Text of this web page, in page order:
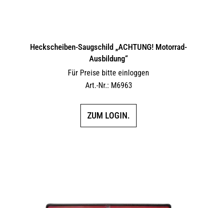
Heckscheiben-Saugschild „ACHTUNG! Motorrad-
Ausbildung“
Für Preise bitte einloggen
Art.-Nr.: M6963
ZUM LOGIN.